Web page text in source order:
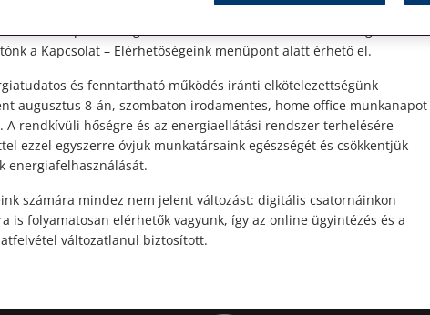
napokon érhető el.
1087 Budapest, Hungária körút 30/A. 8. emelet. Pontos megközelítési
a Kapcsolat – Elérhetőségeink menüpont alatt érhető el.
és fenntartható működés iránti elkötelezettségünk
augusztus 8-án, szombaton irodamentes, home office munkanapot
A rendkívüli hőségre és az energiaellátási rendszer terhelésére
ezzel egyszerre óvjuk munkatársaink egészségét és csökkentjük
energiafelhasználását.
számára mindez nem jelent változást: digitális csatornáinkon
is folyamatosan elérhetők vagyunk, így az online ügyintézés és a
változatlanul biztosított.